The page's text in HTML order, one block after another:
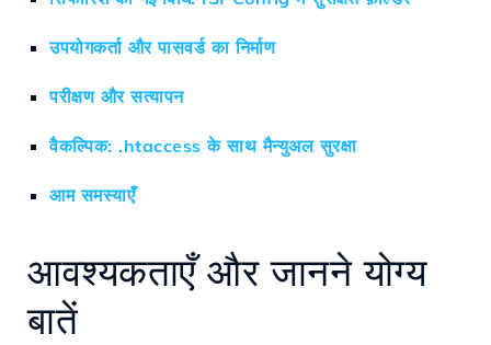
उपयोगकर्ता और पासवर्ड का निर्माण
परीक्षण और सत्यापन
वैकल्पिक: .htaccess के साथ मैन्युअल सुरक्षा
आम समस्याएँ
आवश्यकताएँ और जानने योग्य
बातें